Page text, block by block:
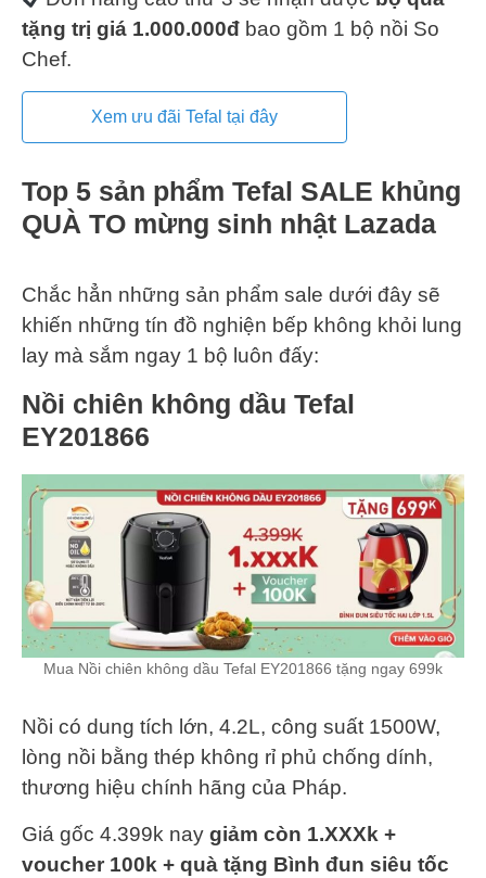
tặng trị giá 1.000.000đ bao gồm 1 bộ nồi So
Chef.
Xem ưu đãi Tefal tại đây
Top 5 sản phẩm Tefal SALE khủng
QUÀ TO mừng sinh nhật Lazada
Chắc hẳn những sản phẩm sale dưới đây sẽ
khiến những tín đồ nghiện bếp không khỏi lung
lay mà sắm ngay 1 bộ luôn đấy:
Nồi chiên không dầu Tefal
EY201866
Mua Nồi chiên không dầu Tefal EY201866 tặng ngay 699k
Nồi có dung tích lớn, 4.2L, công suất 1500W,
lòng nồi bằng thép không rỉ phủ chống dính,
thương hiệu chính hãng của Pháp.
Giá gốc 4.399k nay giảm còn 1.XXXk +
voucher 100k + quà tặng Bình đun siêu tốc